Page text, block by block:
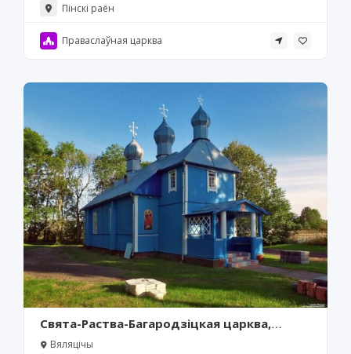
Пінскі раён
Праваслаўная царква
Свята-Раства-Багародзіцкая царква,
Вяляцічы
Вяляцічы